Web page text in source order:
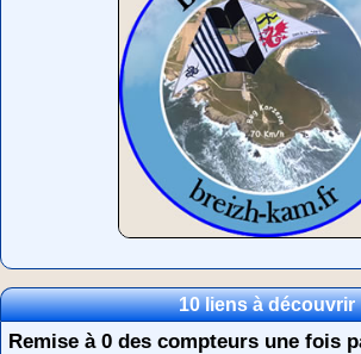
10 liens à découvrir
Remise à 0 des compteurs une fois